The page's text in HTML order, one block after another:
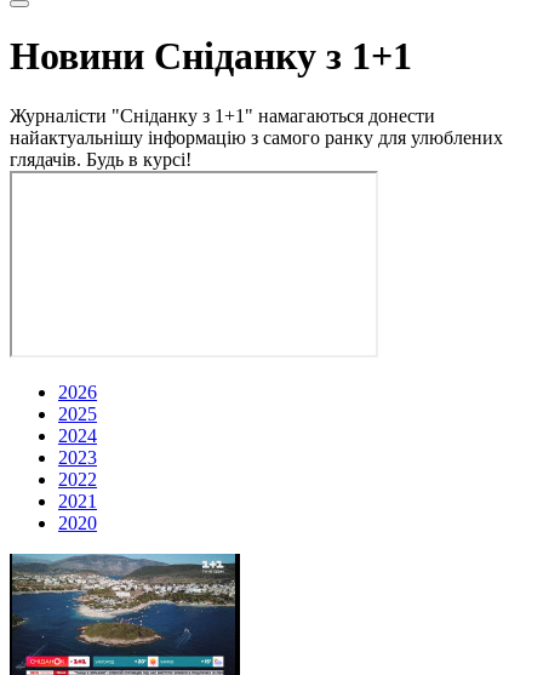
Новини Сніданку з 1+1
Журналісти "Сніданку з 1+1" намагаються донести
найактуальнішу інформацію з самого ранку для улюблених
глядачів. Будь в курсі!
2026
2025
2024
2023
2022
2021
2020